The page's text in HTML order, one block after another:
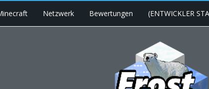
Netzwerk Bewertungen (ENTWICKLER